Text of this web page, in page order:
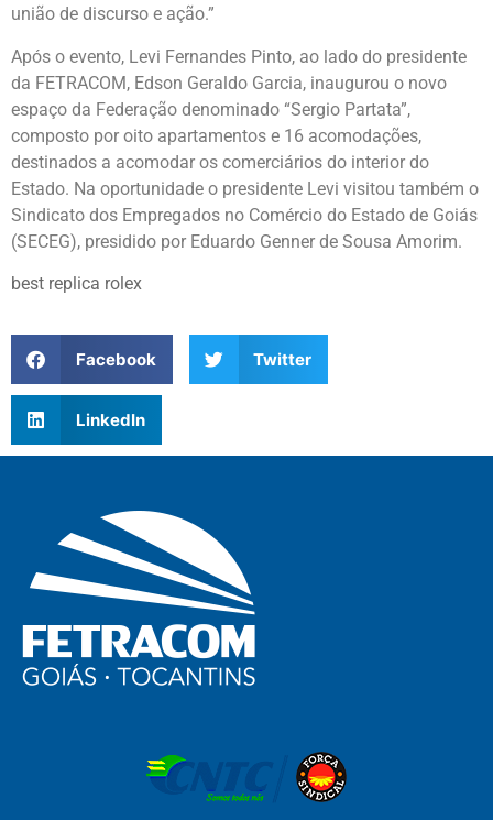
união de discurso e ação.”
Após o evento, Levi Fernandes Pinto, ao lado do presidente
da FETRACOM, Edson Geraldo Garcia, inaugurou o novo
espaço da Federação denominado “Sergio Partata”,
composto por oito apartamentos e 16 acomodações,
destinados a acomodar os comerciários do interior do
Estado. Na oportunidade o presidente Levi visitou também o
Sindicato dos Empregados no Comércio do Estado de Goiás
(SECEG), presidido por Eduardo Genner de Sousa Amorim.
best replica rolex
Facebook Twitter
LinkedIn